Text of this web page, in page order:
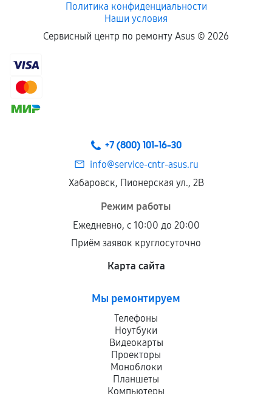
Политика конфиденциальности
Наши условия
Сервисный центр по ремонту Asus © 2026
+7 (800) 101-16-30
info@service-cntr-asus.ru
Хабаровск, Пионерская ул., 2В
Режим работы
Ежедневно, с 10:00 до 20:00
Приём заявок круглосуточно
Карта сайта
Мы ремонтируем
Телефоны
Ноутбуки
Видеокарты
Проекторы
Моноблоки
Планшеты
Компьютеры